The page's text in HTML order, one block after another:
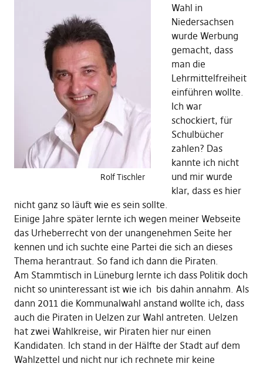
Rolf Tischler
Wahl in
Niedersachsen
wurde Werbung
gemacht, dass
man die
Lehrmittelfreiheit
einführen wollte.
Ich war
schockiert, für
Schulbücher
zahlen? Das
kannte ich nicht
und mir wurde
klar, dass es hier
nicht ganz so läuft wie es sein sollte.
Einige Jahre später lernte ich wegen meiner Webseite
das Urheberrecht von der unangenehmen Seite her
kennen und ich suchte eine Partei die sich an dieses
Thema herantraut. So fand ich dann die Piraten.
Am Stammtisch in Lüneburg lernte ich dass Politik doch
nicht so uninteressant ist wie ich bis dahin annahm. Als
dann 2011 die Kommunalwahl anstand wollte ich, dass
auch die Piraten in Uelzen zur Wahl antreten. Uelzen
hat zwei Wahlkreise, wir Piraten hier nur einen
Kandidaten. Ich stand in der Hälfte der Stadt auf dem
Wahlzettel und nicht nur ich rechnete mir keine